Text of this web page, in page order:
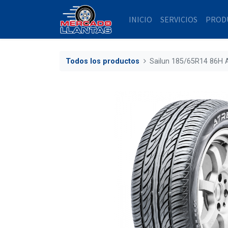
INICIO SERVICIOS
Todos los productos Sailun 185/65R14 86H